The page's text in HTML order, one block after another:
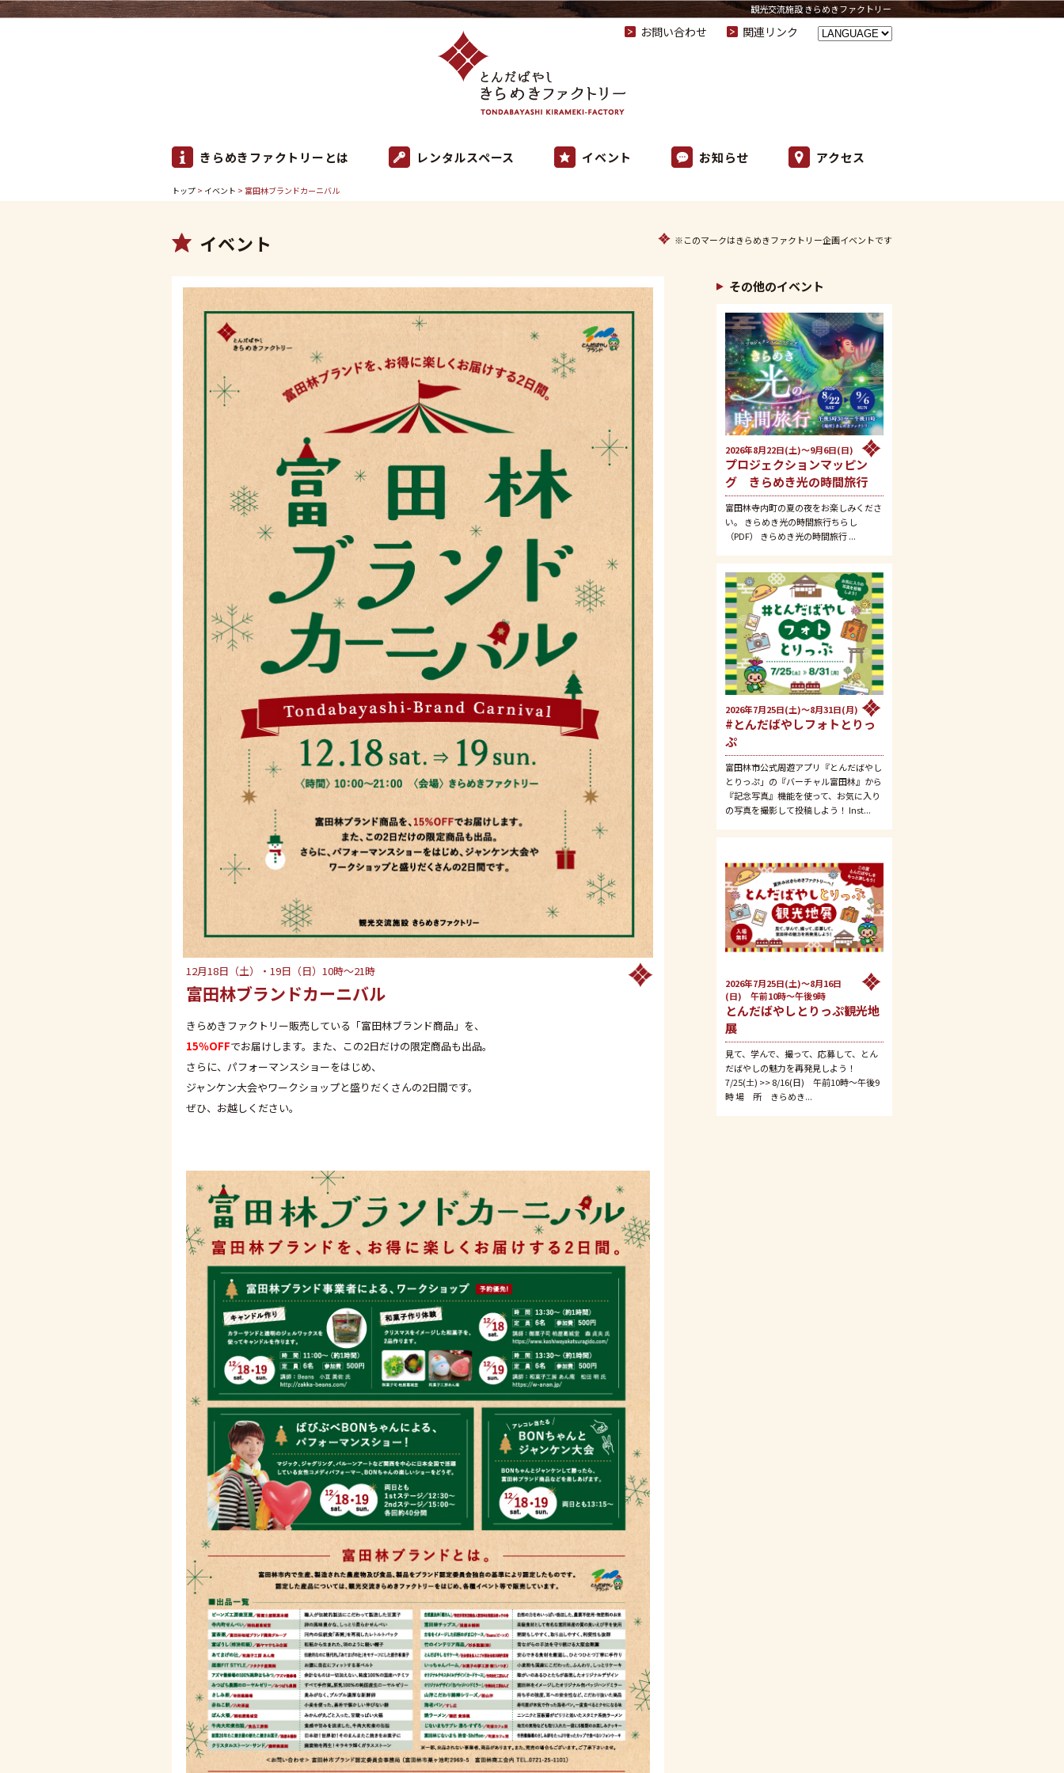
観光交流施設 きらめきファクトリー
きらめきファクトリーとは レンタルスペース イベント お知らせ アクセス
お問い合わせ 関連リンク
トップ > イベント > 富田林ブランドカーニバル
イベント ※このマークはきらめきファクトリー企画イベントです
12月18日（土）・19日（日）10時〜21時
富田林ブランドカーニバル
きらめきファクトリー販売している「富田林ブランド商品」を、
15％OFFでお届けします。また、この2日だけの限定商品も出品。
さらに、パフォーマンスショーをはじめ、
ジャンケン大会やワークショップと盛りだくさんの2日間です。
ぜひ、お越しください。
その他のイベント
2026年8月22日(土)～9月6日(日)
プロジェクションマッピン
グ きらめき光の時間旅行
富田林寺内町の夏の夜をお楽しみくださ
い。 きらめき光の時間旅行ちらし
（PDF） きらめき光の時間旅行 ...
2026年7月25日(土)～8月31日(月)
#とんだばやしフォトとりっ
ぷ
富田林市公式周遊アプリ『とんだばやし
とりっぷ」の『バーチャル富田林』から
『記念写真』機能を使って、お気に入り
の写真を撮影して投稿しよう！ Inst...
2026年7月25日(土)～8月16日
(日) 午前10時～午後9時
とんだばやしとりっぷ観光地
展
見て、学んで、撮って、応募して、とん
だばやしの魅力を再発見しよう！
7/25(土) >> 8/16(日) 午前10時〜午後9
時 場 所 きらめき...